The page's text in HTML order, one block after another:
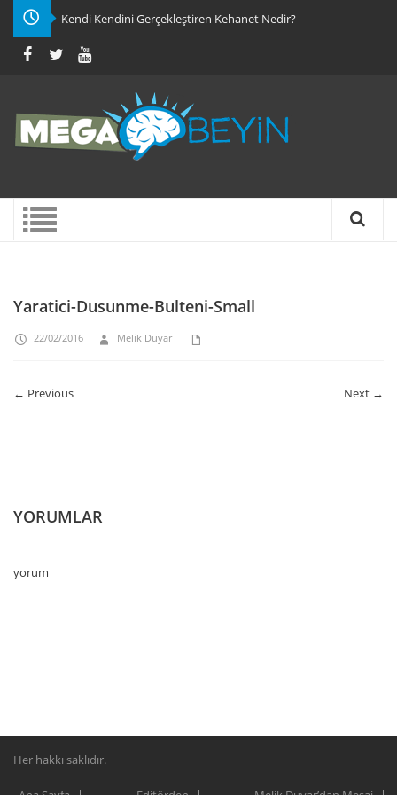
Kendi Kendini Gerçekleştiren Kehanet Nedir?
Yaratici-Dusunme-Bulteni-Small
22/02/2016 Melik Duyar
← Previous Next →
YORUMLAR
yorum
Her hakkı saklıdır.